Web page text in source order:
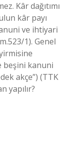
Kâr dağıtımı
kâr payı
ve ihtiyari
1). Genel
beşini kanuni
akçe”) (TTK
yapılır?